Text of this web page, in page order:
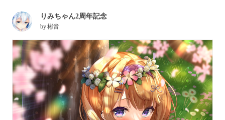
りみちゃん2周年記念
by彬音